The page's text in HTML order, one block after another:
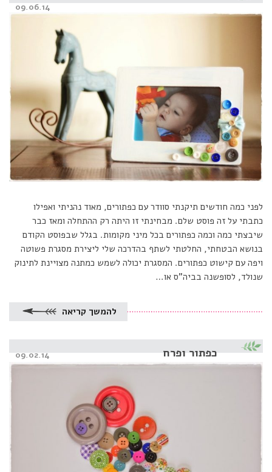
Posted
on
09.06.14
לפני כמה חודשים תיקנתי סוודר עם כפתורים, מאוד נהניתי ואפילו
כתבתי על זה פוסט שלם. מבחינתי זו היתה רק ההתחלה ומאז כבר
שיבצתי כמה וכמה כפתורים בכל מיני מקומות. בגלל שבפוסט הקודם
בנושא הבטחתי, החלטתי לשתף בהדרכה שלי ליצירת מסגרת פשוטה
ויפה עם קישוט כפתורים. המסגרת יכולה לשמש כמתנה מצויינת לתינוק
שנולד, לסופשנה בביה”ס או…
להמשך קריאה
כפתור ופרח Posted
on
09.02.14